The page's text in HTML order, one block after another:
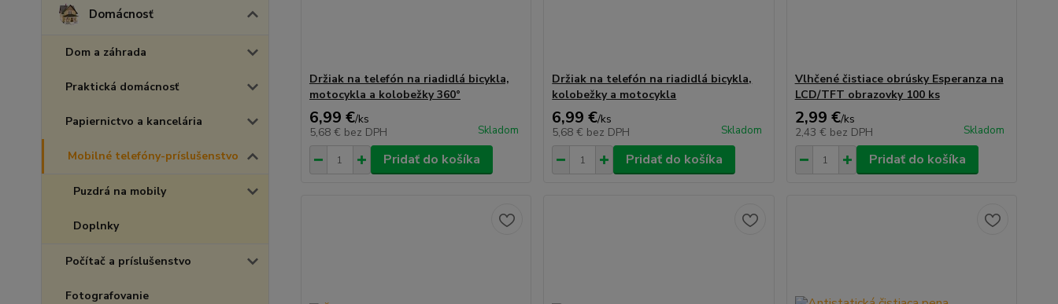
Domácnosť
Dom a záhrada
Praktická domácnosť
Papiernictvo a kancelária
Mobilné telefóny-príslušenstvo
Puzdrá na mobily
Doplnky
Počítač a príslušenstvo
Fotografovanie
Držiak na telefón na riadidlá bicykla,
motocykla a kolobežky 360°
6,99 €/ks
5,68 € bez DPH Skladom
Pridať do košíka
Držiak na telefón na riadidlá bicykla,
kolobežky a motocykla
6,99 €/ks
5,68 € bez DPH Skladom
Pridať do košíka
Vlhčené čistiace obrúsky Esperanza na
LCD/TFT obrazovky 100 ks
2,99 €/ks
2,43 € bez DPH Skladom
Pridať do košíka